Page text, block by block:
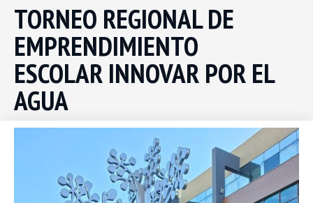
TORNEO REGIONAL DE
EMPRENDIMIENTO
ESCOLAR INNOVAR POR EL
AGUA